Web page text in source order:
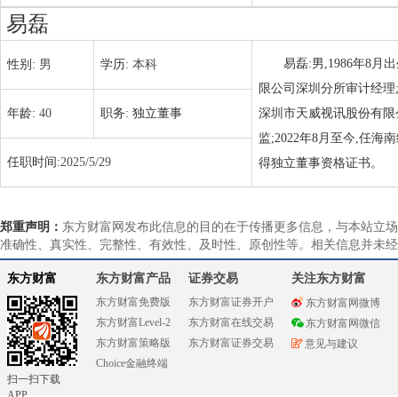
易磊
性别: 男 学历: 本科
易磊:男,1986年8月
限公司深圳分所审计经
深圳市天威视讯股份有
监;2022年8月至今,任海
得独立董事资格证书。
年龄: 40 职务: 独立董事
任职时间:2025/5/29
郑重声明： 东方财富网发布此信息的目的在于传播更多信息，与本站立
准确性、真实性、完整性、有效性、及时性、原创性等。相关信息并未
东方财富
扫一扫下载
东方财富产品
东方财富免费版
东方财富Level-2
东方财富策略版
Choice金融终端
证券交易
东方财富证券开户
东方财富在线交易
东方财富证券交易
关注东方财富
东方财富网微博
东方财富网微信
意见与建议